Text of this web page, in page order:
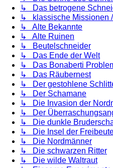
↳ Das betrogene
↳ klassische Missionen
↳ Alte Bekannte
↳ Alte Ruinen
↳ Beutelschneider
↳ Das Ende der Welt
↳ Das Bonaberti
↳ Das Räubernest
↳ Der gestohlene
↳ Der Schamane
↳ Die Invasion der
↳ Der
↳ Die dunkle
↳ Die Insel der
↳ Die Nordmänner
↳ Die schwarzen Ritter
↳ Die wilde Waltraut